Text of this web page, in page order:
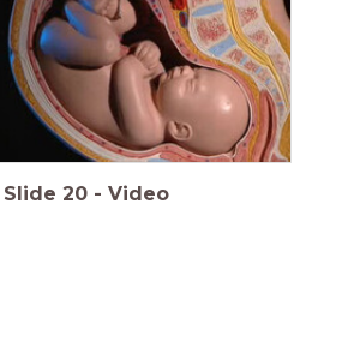
Slide 20 - Video